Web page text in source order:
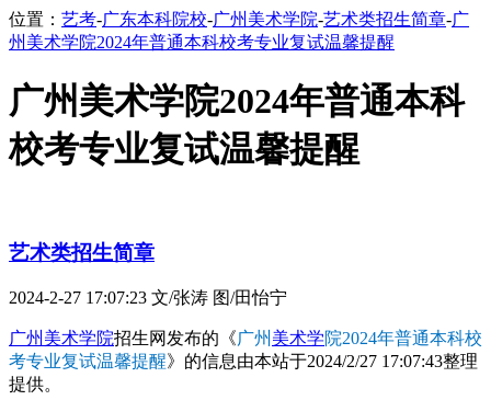
位置： 艺考-广东本科院校-广州美术学院-艺术类招生简章-广
州美术学院2024年普通本科校考专业复试温馨提醒
广州美术学院2024年普通本科
校考专业复试温馨提醒
艺术类招生简章
2024-2-27 17:07:23 文/张涛 图/田怡宁
广州美术学院招生网发布的《广州 美术学院2024年普通本科校
考专业复试温馨提醒》的信息由本站于2024/2/27 17:07:43整理
提供。